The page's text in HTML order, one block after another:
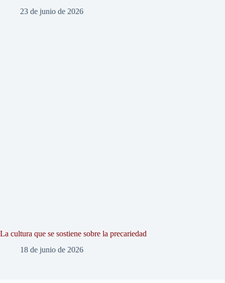
23 de junio de 2026
La cultura que se sostiene sobre la precariedad
18 de junio de 2026